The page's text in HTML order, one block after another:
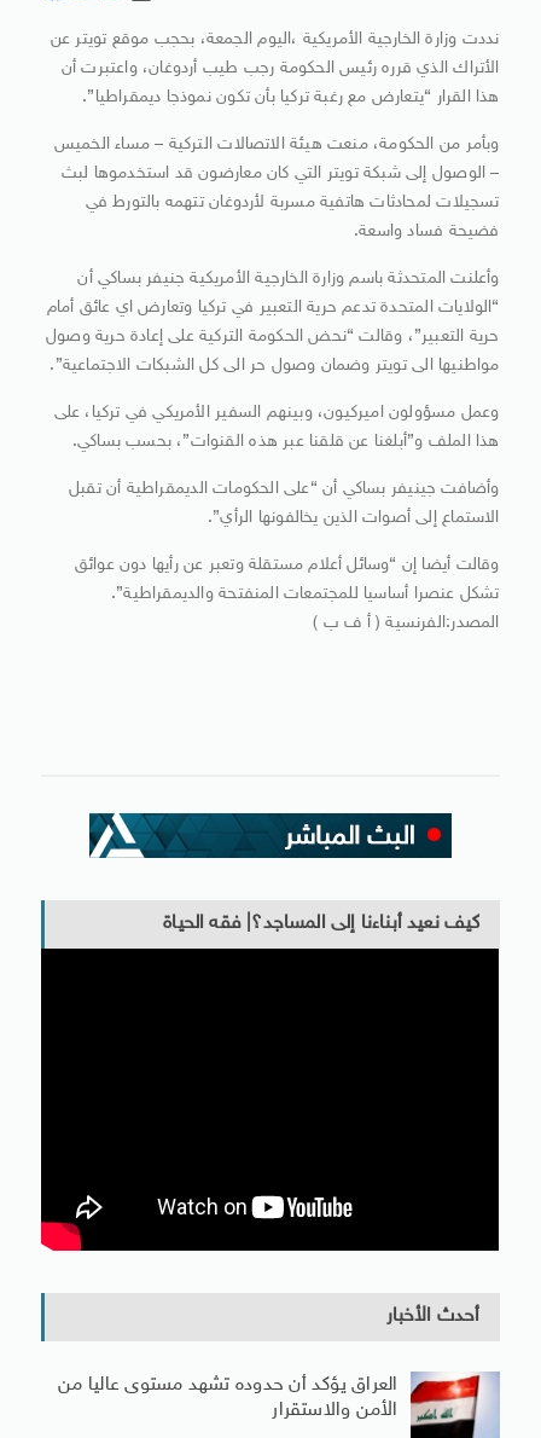
نددت وزارة الخارجية الأمريكية ،اليوم الجمعة، بحجب موقع تويتر عن
الأتراك الذي قرره رئيس الحكومة رجب طيب أردوغان، واعتبرت أن
هذا القرار “يتعارض مع رغبة تركيا بأن تكون نموذجا ديمقراطيا”.
وبأمر من الحكومة، منعت هيئة الاتصالات التركية – مساء الخميس
– الوصول إلى شبكة تويتر التي كان معارضون قد استخدموها لبث
تسجيلات لمحادثات هاتفية مسربة لأردوغان تتهمه بالتورط في
فضيحة فساد واسعة.
وأعلنت المتحدثة باسم وزارة الخارجية الأمريكية جنيفر بساكي أن
“الولايات المتحدة تدعم حرية التعبير في تركيا وتعارض اي عائق أمام
حرية التعبير”، وقالت “نحض الحكومة التركية على إعادة حرية وصول
مواطنيها الى تويتر وضمان وصول حر الى كل الشبكات الاجتماعية”.
وعمل مسؤولون اميركيون، وبينهم السفير الأمريكي في تركيا، على
هذا الملف و”أبلغنا عن قلقنا عبر هذه القنوات”، بحسب بساكي.
وأضافت جينيفر بساكي أن “على الحكومات الديمقراطية أن تقبل
الاستماع إلى أصوات الذين يخالفونها الرأي”.
وقالت أيضا إن “وسائل أعلام مستقلة وتعبر عن رأيها دون عوائق
تشكل عنصرا أساسيا للمجتمعات المنفتحة والديمقراطية”.
المصدر:الفرنسية ( أ ف ب )
كيف نعيد أبناءنا إلى المساجد؟| فقه الحياة
أحدث الأخبار
العراق يؤكد أن حدوده تشهد مستوى عاليا من
الأمن والاستقرار